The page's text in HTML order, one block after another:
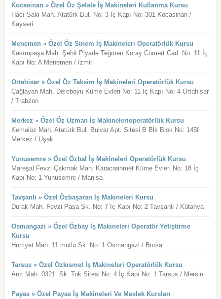
Kocasinan » Özel Öz Şelale İş Makineleri Kullanma Kursu
Hacı Saki Mah. Atatürk Bul. No: 3 İç Kapı No: 301 Kocasinan /
Kayseri
Menemen » Özel Öz Sinem İş Makineleri Operatörlük Kursu
Kasımpaşa Mah. Şehit Piyade Teğmen Koray Cömert Cad. No: 11 İç
Kapı No: A Menemen / İzmir
Ortahisar » Özel Öz Taksim İş Makineleri Operatörlük Kursu
Çağlayan Mah. Dereboyu Küme Evleri No: 11 İç Kapı No: 4 Ortahisar
/ Trabzon
Merkez » Özel Öz Uzman İş Makinelerioperatörlük Kursu
Kemalöz Mah. Atatürk Bul. Bulvar Apt. Sitesi B Blk Blok No: 145f
Merkez / Uşak
Yunusemre » Özel Özbal İş Makineleri Operatörlük Kursu
Mareşal Fevzi Çakmak Mah. Karacaahmet Küme Evleri No: 18 İç
Kapı No: 1 Yunusemre / Manisa
Tavşanlı » Özel Özbaşaran İş Makineleri Kursu
Durak Mah. Fevzi Paşa Sk. No: 7 İç Kapı No: 2 Tavşanlı / Kütahya
Osmangazi » Özel Özbay İş Makineleri Operatör Yetiştirme
Kursu
Hürriyet Mah. 11.mutlu Sk. No: 1 Osmangazi / Bursa
Tarsus » Özel Özkısmet İş Makineleri Operatörlük Kursu
Anıt Mah. 0321. Sk. Tok Sitesi No: 4 İç Kapı No: 1 Tarsus / Mersin
Payas » Özel Payas İş Makineleri Ve Meslek Kursları